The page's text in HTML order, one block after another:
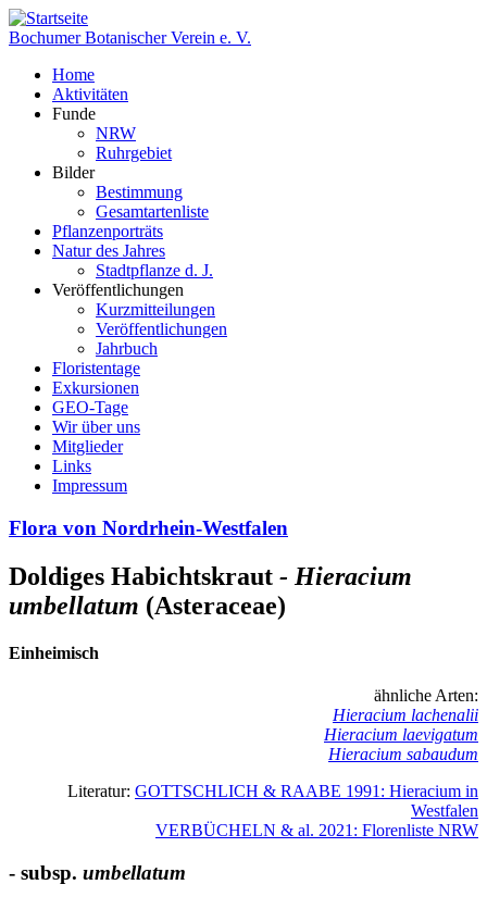
Direkt
zum
Bochumer Botanischer Verein e. V.
Hauptnavigation
Home
Aktivitäten
Funde
NRW
Ruhrgebiet
Bilder
Bestimmung
Gesamtartenliste
Pflanzenporträts
Natur des Jahres
Stadtpflanze d. J.
Veröffentlichungen
Kurzmitteilungen
Veröffentlichungen
Jahrbuch
Floristentage
Exkursionen
GEO-Tage
Wir über uns
Mitglieder
Links
Impressum
Flora von Nordrhein-Westfalen
Doldiges Habichtskraut - Hieracium
umbellatum (Asteraceae)
Einheimisch
ähnliche Arten:
Hieracium lachenalii
Hieracium laevigatum
Hieracium sabaudum
Literatur: GOTTSCHLICH & RAABE 1991: Hieracium in
Westfalen
VERBÜCHELN & al. 2021: Florenliste NRW
- subsp. umbellatum